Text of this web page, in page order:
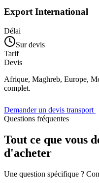
Export International
Délai
Sur devis
Tarif
Devis
Afrique, Maghreb, Europe,
complet.
Demander un devis transport
Questions fréquentes
Tout ce que vous
d'acheter
Une question spécifique ?